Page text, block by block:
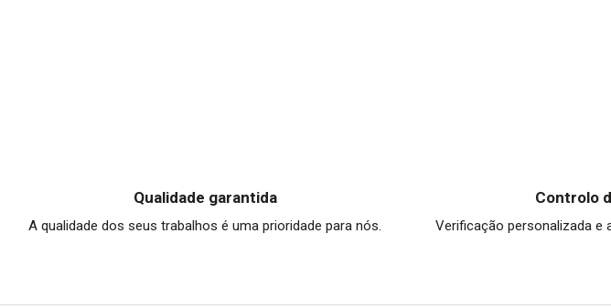
Qualidade garantida
A qualidade dos seus trabalhos é uma prioridade para nós.
Controlo
Verificação personalizada e